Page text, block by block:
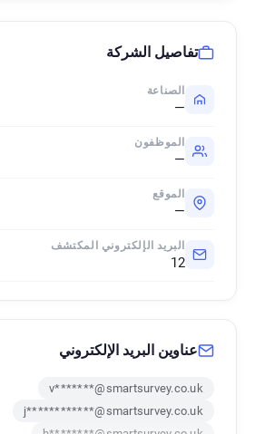
تفاصيل الشركة
الصناعة
—
الموظفون
—
الموقع
—
البريد الإلكتروني المكتشف
12
عناوين البريد الإلكتروني
v*******@smartsurvey.co.uk
j************@smartsurvey.co.uk